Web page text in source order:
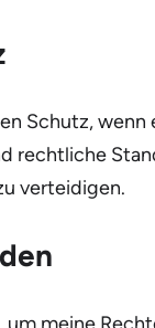
Schutz, wenn
rechtliche
verteidigen.